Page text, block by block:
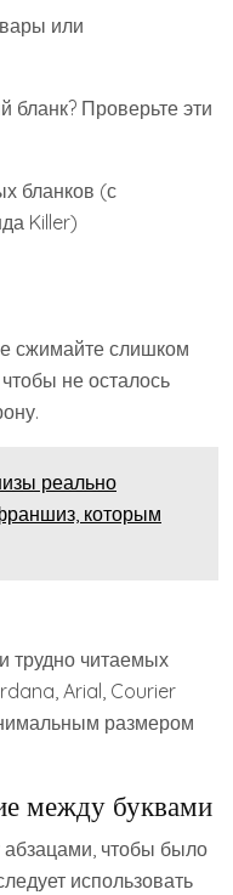
или
бланк? Проверьте эти
бланков (с
Killer)
сжимайте слишком
не осталось
реально
которым
трудно читаемых
Arial, Courier
размером
между буквами
чтобы было
использовать